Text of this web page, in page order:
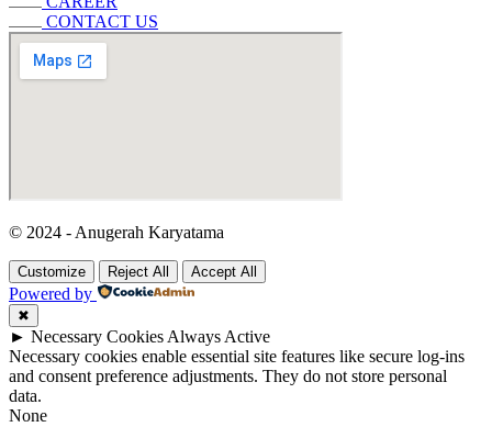
CONTACT US
© 2024 - Anugerah Karyatama
Customize Reject All Accept All
Powered by
✖
► Necessary CookiesAlways Active
Necessary cookies enable essential site features like secure log-ins
and consent preference adjustments. They do not store personal
data.
None